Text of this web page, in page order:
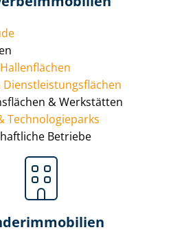
Dienst­leis­tungs­flä­chen
& Werkstätten
Tech­no­lo­gie­parks
Betriebe